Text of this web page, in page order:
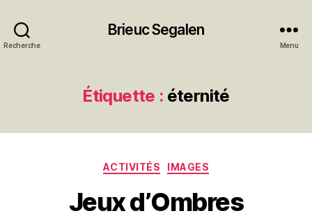
Recherche
Brieuc Segalen
Menu
Étiquette : éternité
Catégories
ACTIVITÉS IMAGES
Jeux d’Ombres